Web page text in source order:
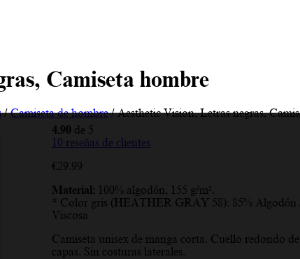
Camiseta hombre
/Camiseta de hombre/ Aesthetic Vision, Letras negras,
4.90 de 5
10 reseñas de clientes
€29.99
Material: 100% algodón, 155 g/m².
* Color gris (HEATHER GRAY 58): 85% Algodón
Viscosa
Camiseta unisex de manga corta. Cuello redondo
capas. Sin costuras laterales.